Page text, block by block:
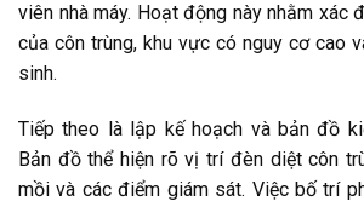
viên nhà máy. Hoạt động này nhằm xác
của côn trùng, khu vực có nguy cơ cao
sinh.
Tiếp theo là lập kế hoạch và bản đồ
Bản đồ thể hiện rõ vị trí đèn diệt côn
mồi và các điểm giám sát. Việc bố trí